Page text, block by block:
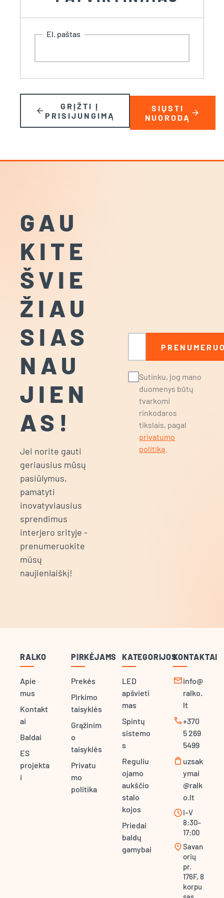
El. paštas
arrow_back
GRĮŽTI Į
PRISIJUNGIMĄ
SIŲSTI
NUORODĄ arrow_forward
GAU
KITE
ŠVIE
ŽIAU
SIAS
NAU
JIEN
AS!
Jei norite gauti
geriausius mūsų
pasiūlymus,
pamatyti
inovatyviausius
sprendimus
interjero srityje -
prenumeruokite
mūsų
naujienlaiškį!
El. paštas
Sutinku, jog mano
duomenys būtų
tvarkomi
rinkodaros
tikslais, pagal
privatumo
politiką
RALKO
Apie
mus
Kontakt
ai
Baldai
ES
projekta
i
PIRKĖJAMS
Prekės
Pirkimo
taisyklės
Grąžinim
o
taisyklės
Privatu
mo
politika
KATEGORIJOS
LED
apšvieti
mas
Spintų
sistemo
s
Reguliu
ojamo
aukščio
stalo
kojos
Priedai
baldų
gamybai
KONTAKTAI
mailinfo@
ralko.
lt
call+370
5 269
5499
shopping_bag uzsak
ymai
@ralk
o.lt
scheduleI–V
8:30–
17:00
location_onSavan
orių
pr.
176F, 8
korpu